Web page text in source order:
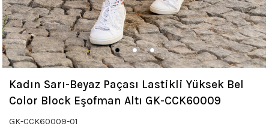
Kadın Sarı-Beyaz Paçası Lastikli Yüksek Bel
Color Block Eşofman Altı GK-CCK60009
GK-CCK60009-01